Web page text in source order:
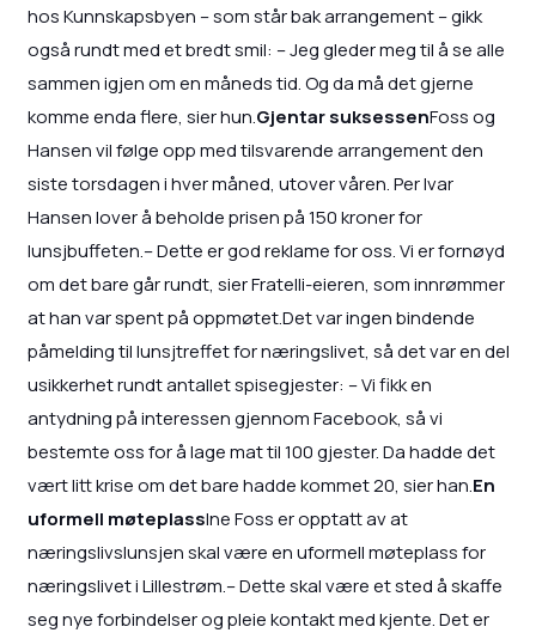
hos Kunnskapsbyen – som står bak arrangement – gikk
også rundt med et bredt smil: – Jeg gleder meg til å se alle
sammen igjen om en måneds tid. Og da må det gjerne
komme enda flere, sier hun.Gjentar suksessenFoss og
Hansen vil følge opp med tilsvarende arrangement den
siste torsdagen i hver måned, utover våren. Per Ivar
Hansen lover å beholde prisen på 150 kroner for
lunsjbuffeten.– Dette er god reklame for oss. Vi er fornøyd
om det bare går rundt, sier Fratelli-eieren, som innrømmer
at han var spent på oppmøtet.Det var ingen bindende
påmelding til lunsjtreffet for næringslivet, så det var en del
usikkerhet rundt antallet spisegjester: – Vi fikk en
antydning på interessen gjennom Facebook, så vi
bestemte oss for å lage mat til 100 gjester. Da hadde det
vært litt krise om det bare hadde kommet 20, sier han.En
uformell møteplassIne Foss er opptatt av at
næringslivslunsjen skal være en uformell møteplass for
næringslivet i Lillestrøm.– Dette skal være et sted å skaffe
seg nye forbindelser og pleie kontakt med kjente. Det er